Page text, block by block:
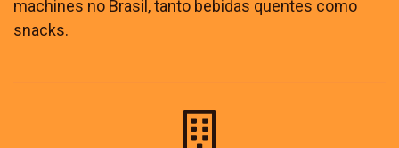
machines no Brasil, tanto bebidas quentes como
snacks.